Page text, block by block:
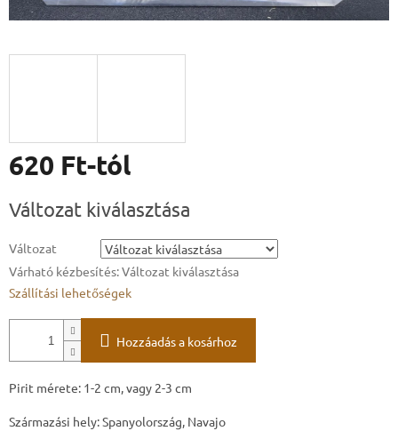
620 Ft-tól
Változat kiválasztása
Változat
Várható kézbesítés:Változat kiválasztása
Szállítási lehetőségek
Hozzáadás a kosárhoz
Pirit mérete: 1-2 cm, vagy 2-3 cm
Származási hely: Spanyolország, Navajo